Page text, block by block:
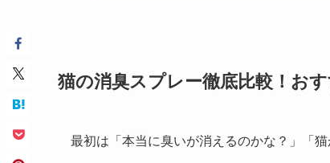
猫の消臭スプレー徹底比較！お
最初は「本当に臭いが消えるのかな？」「